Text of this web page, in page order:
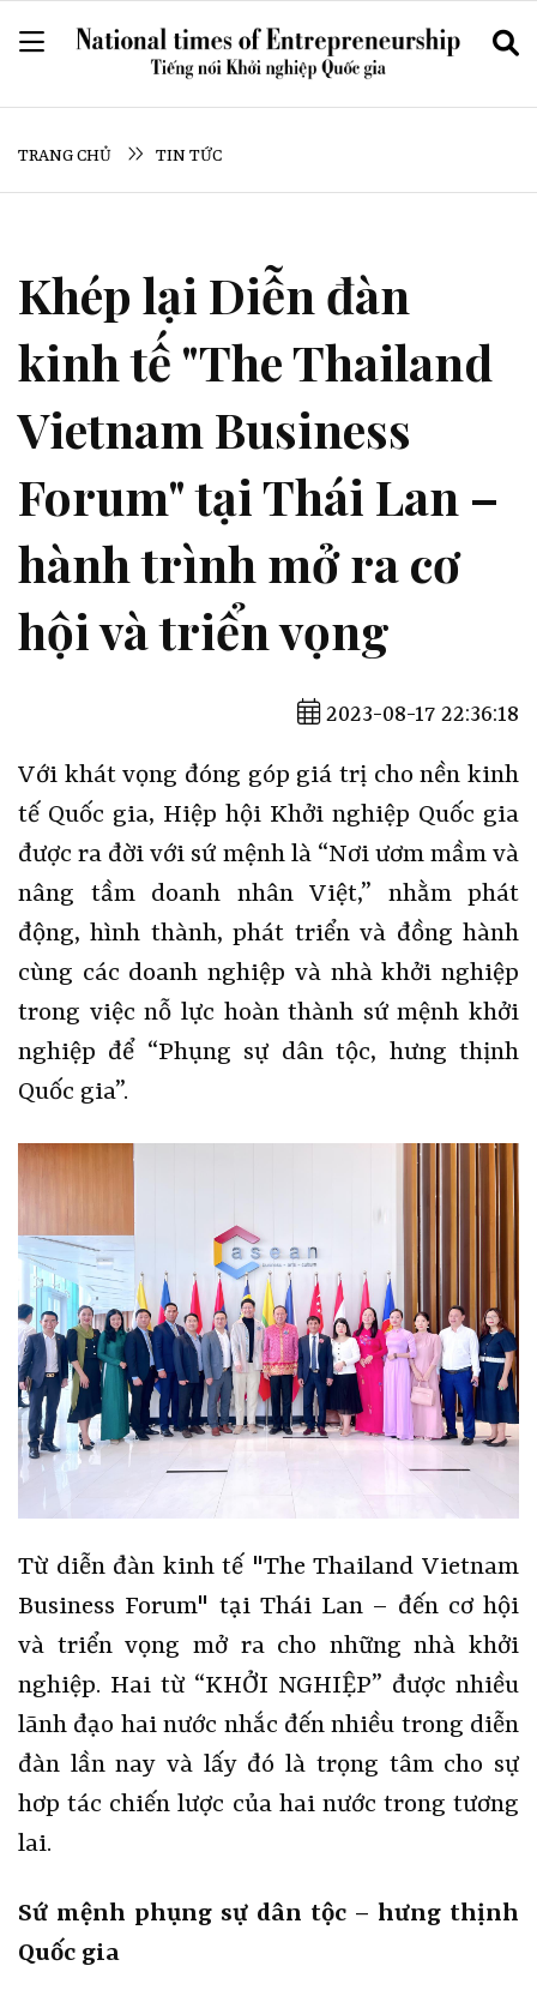
TRANG CHỦ TIN TỨC
Khép lại Diễn đàn
kinh tế "The Thailand
Vietnam Business
Forum" tại Thái Lan –
hành trình mở ra cơ
hội và triển vọng
2023-08-17 22:36:18
Với khát vọng đóng góp giá trị cho nền kinh
tế Quốc gia, Hiệp hội Khởi nghiệp Quốc gia
được ra đời với sứ mệnh là “Nơi ươm mầm và
nâng tầm doanh nhân Việt,” nhằm phát
động, hình thành, phát triển và đồng hành
cùng các doanh nghiệp và nhà khởi nghiệp
trong việc nỗ lực hoàn thành sứ mệnh khởi
nghiệp để “Phụng sự dân tộc, hưng thịnh
Quốc gia”.
Từ diễn đàn kinh tế "The Thailand Vietnam
Business Forum" tại Thái Lan – đến cơ hội
và triển vọng mở ra cho những nhà khởi
nghiệp. Hai từ “KHỞI NGHIỆP” được nhiều
lãnh đạo hai nước nhắc đến nhiều trong diễn
đàn lần nay và lấy đó là trọng tâm cho sự
hơp tác chiến lược của hai nước trong tương
lai.
Sứ mệnh phụng sự dân tộc – hưng thịnh
Quốc gia